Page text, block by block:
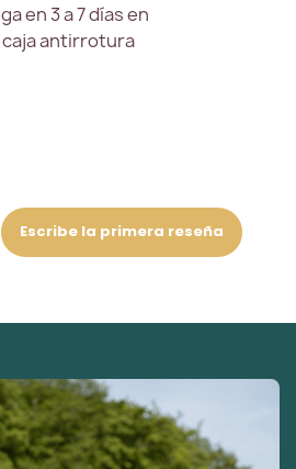
en 3 a 7 días en
caja antirrotura
Escribe la primera reseña